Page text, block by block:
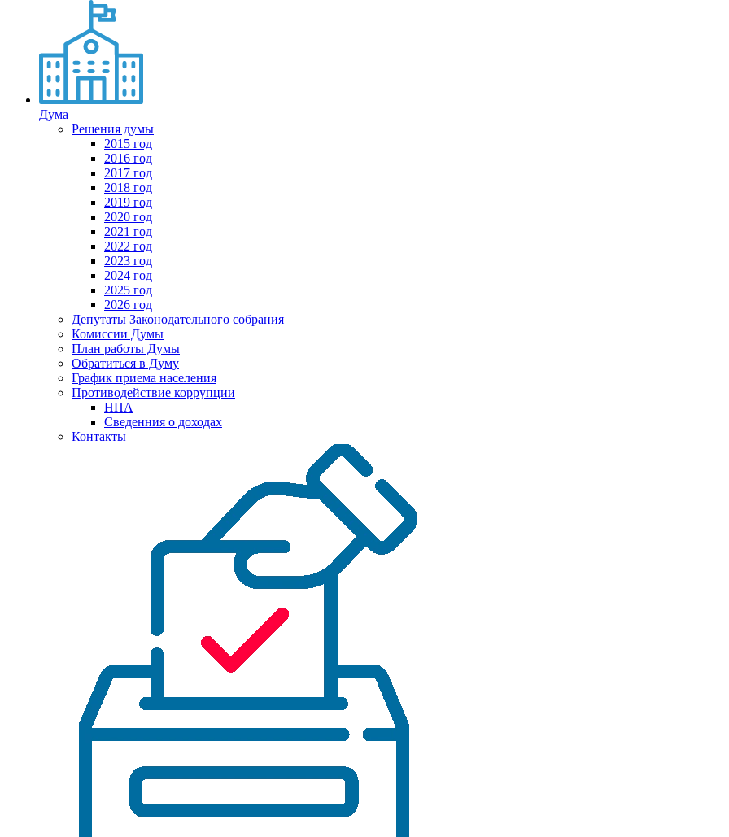
Дума
Решения думы
2015 год
2016 год
2017 год
2018 год
2019 год
2020 год
2021 год
2022 год
2023 год
2024 год
2025 год
2026 год
Депутаты Законодательного собрания
Комиссии Думы
План работы Думы
Обратиться в Думу
График приема населения
Противодействие коррупции
НПА
Сведенния о доходах
Контакты